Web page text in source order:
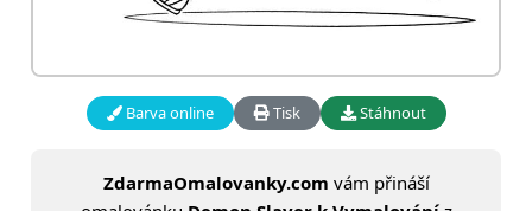
Barva online Tisk Stáhnout
ZdarmaOmalovanky.com vám přináší